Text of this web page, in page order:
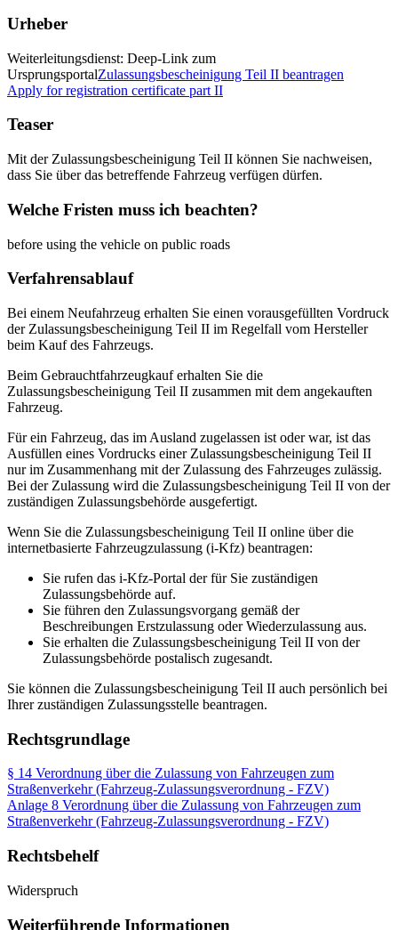
Urheber
Weiterleitungsdienst: Deep-Link zum
UrsprungsportalZulassungsbescheinigung Teil II beantragen
Apply for registration certificate part II
Teaser
Mit der Zulassungsbescheinigung Teil II können Sie nachweisen,
dass Sie über das betreffende Fahrzeug verfügen dürfen.
Welche Fristen muss ich beachten?
before using the vehicle on public roads
Verfahrensablauf
Bei einem Neufahrzeug erhalten Sie einen vorausgefüllten Vordruck
der Zulassungsbescheinigung Teil II im Regelfall vom Hersteller
beim Kauf des Fahrzeugs.
Beim Gebrauchtfahrzeugkauf erhalten Sie die
Zulassungsbescheinigung Teil II zusammen mit dem angekauften
Fahrzeug.
Für ein Fahrzeug, das im Ausland zugelassen ist oder war, ist das
Ausfüllen eines Vordrucks einer Zulassungsbescheinigung Teil II
nur im Zusammenhang mit der Zulassung des Fahrzeuges zulässig.
Bei der Zulassung wird die Zulassungsbescheinigung Teil II von der
zuständigen Zulassungsbehörde ausgefertigt.
Wenn Sie die Zulassungsbescheinigung Teil II online über die
internetbasierte Fahrzeugzulassung (i-Kfz) beantragen:
Sie rufen das i-Kfz-Portal der für Sie zuständigen
Zulassungsbehörde auf.
Sie führen den Zulassungsvorgang gemäß der
Beschreibungen Erstzulassung oder Wiederzulassung aus.
Sie erhalten die Zulassungsbescheinigung Teil II von der
Zulassungsbehörde postalisch zugesandt.
Sie können die Zulassungsbescheinigung Teil II auch persönlich bei
Ihrer zuständigen Zulassungsstelle beantragen.
Rechtsgrundlage
§ 14 Verordnung über die Zulassung von Fahrzeugen zum
Straßenverkehr (Fahrzeug-Zulassungsverordnung - FZV)
Anlage 8 Verordnung über die Zulassung von Fahrzeugen zum
Straßenverkehr (Fahrzeug-Zulassungsverordnung - FZV)
Rechtsbehelf
Widerspruch
Weiterführende Informationen